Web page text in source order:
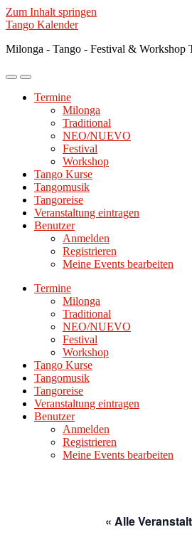
Zum Inhalt springen
Tango Kalender
Milonga - Tango - Festival & Workshop
Mobile-
ein-/ausblenden
Suchfeld
ein-/ausblenden
Termine
Milonga
Traditional
NEO/NUEVO
Festival
Workshop
Tango Kurse
Tangomusik
Tangoreise
Veranstaltung eintragen
Benutzer
Anmelden
Registrieren
Meine Events bearbeiten
Termine
Milonga
Traditional
NEO/NUEVO
Festival
Workshop
Tango Kurse
Tangomusik
Tangoreise
Veranstaltung eintragen
Benutzer
Anmelden
Registrieren
Meine Events bearbeiten
« Alle